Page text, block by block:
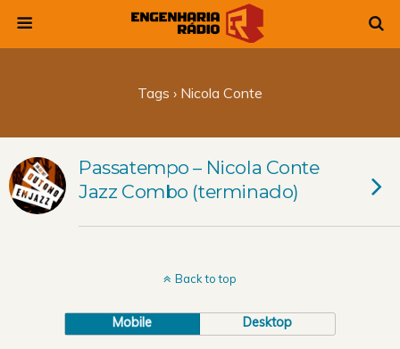
Tags › Nicola Conte
Passatempo – Nicola Conte
Jazz Combo (terminado)
Back to top
Mobile Desktop